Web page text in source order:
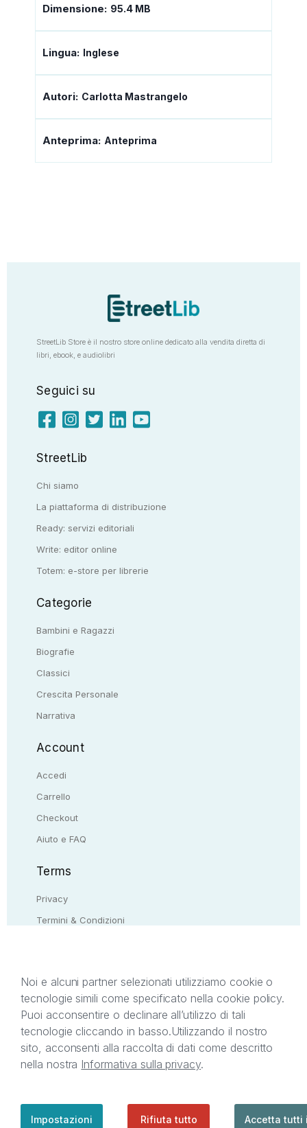
Dimensione: 95.4 MB
Lingua: Inglese
Autori: Carlotta Mastrangelo
Anteprima: Anteprima
StreetLib Store è il nostro store online dedicato alla vendita diretta di
libri, ebook, e audiolibri
Seguici su
StreetLib
Chi siamo
La piattaforma di distribuzione
Ready: servizi editoriali
Write: editor online
Totem: e-store per librerie
Categorie
Bambini e Ragazzi
Biografie
Classici
Crescita Personale
Narrativa
Account
Accedi
Carrello
Checkout
Aiuto e FAQ
Terms
Privacy
Termini & Condizioni
Il presente sito web è di proprietà di StreetLib S.r.l.
C.F. e P.IVA 05338720963. StreetLib S.r.l. è
titolare di tutti i diritti di proprietà intellettuale
afferenti ai marchi, loghi e segni distintivi presenti
sul sito web. Si invita l’utente a prendere visione
support@streetlib.com
Noi e alcuni partner selezionati utilizziamo cookie o
tecnologie simili come specificato nella cookie policy.
Puoi acconsentire o declinare all’utilizzo di tali
tecnologie cliccando in basso.Utilizzando il nostro
sito, acconsenti alla raccolta di dati come descritto
nella nostra Informativa sulla privacy.
Impostazioni Rifiuta tutto Accetta tutti